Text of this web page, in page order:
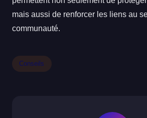
mais aussi de renforcer les liens au
communauté.
Conseils